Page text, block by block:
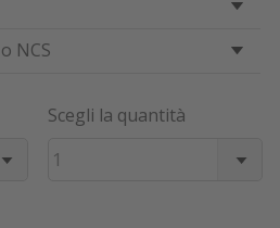
NCS
Scegli la quantità
1